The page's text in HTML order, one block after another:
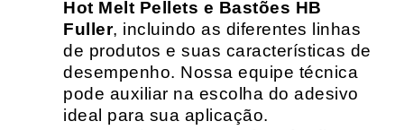
Hot Melt Pellets e Bastões HB
Fuller, incluindo as diferentes linhas
de produtos e suas características de
desempenho. Nossa equipe técnica
pode auxiliar na escolha do adesivo
ideal para sua aplicação.